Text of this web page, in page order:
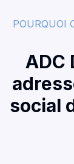
POURQUOI
ADC
social